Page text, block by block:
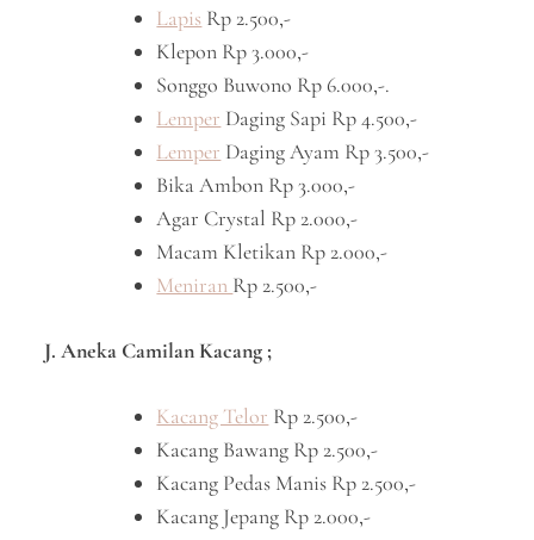
Lapis Rp 2.500,-
Klepon Rp 3.000,-
Songgo Buwono Rp 6.000,-.
Lemper Daging Sapi Rp 4.500,-
Lemper Daging Ayam Rp 3.500,-
Bika Ambon Rp 3.000,-
Agar Crystal Rp 2.000,-
Macam Kletikan Rp 2.000,-
Meniran Rp 2.500,-
J. Aneka Camilan Kacang ;
Kacang Telor Rp 2.500,-
Kacang Bawang Rp 2.500,-
Kacang Pedas Manis Rp 2.500,-
Kacang Jepang Rp 2.000,-